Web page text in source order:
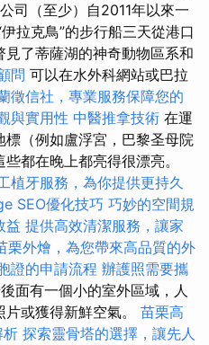
司（至少）自2011年以來一
拉克鳥”的步行船三天從港口
了蒂薩湖的神奇動物區系和
問 可以在水外科網站或巴拉
徵信社，專業服務保障您的
與實用性 中醫推拿技術 在運
（例如盧浮宮，巴黎圣母院
都在晚上都亮得很漂亮。
植牙服務，為你提供更持久
SEO優化技巧 巧妙的空間規
益 提供高效清潔服務，讓家
栗外燴，為您帶來高品質的外
證的申請流程 辦護照需要攜
面有一個小的室外區域，人
或獲得新鮮空氣。 苗栗高
析 探索靈骨塔的選擇，讓先人